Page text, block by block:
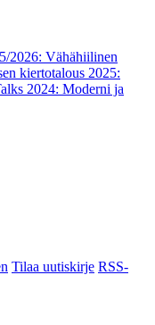
2026: Vähähiilinen
kiertotalous 2025:
2024: Moderni ja
Tilaa uutiskirje RSS-